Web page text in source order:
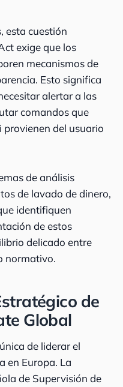
esta cuestión
exige que los
mecanismos de
Esto significa
alertar a las
comandos que
del usuario
de análisis
de lavado de dinero,
identifiquen
de estos
delicado entre
normativo.
de
Global
de liderar el
en Europa. La
de Supervisión de